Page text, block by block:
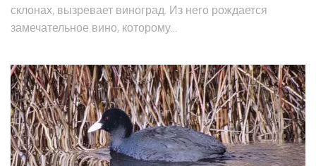
склонах, вызревает виноград. Из него рождается
замечательное вино, которому...